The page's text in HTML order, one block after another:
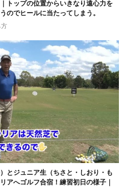
トップの位置からいきなり遠心力を
のでヒールに当たってしまう。
方
とジュニア生（ちさと・しおり・も
アへゴルフ合宿！練習初日の様子｜